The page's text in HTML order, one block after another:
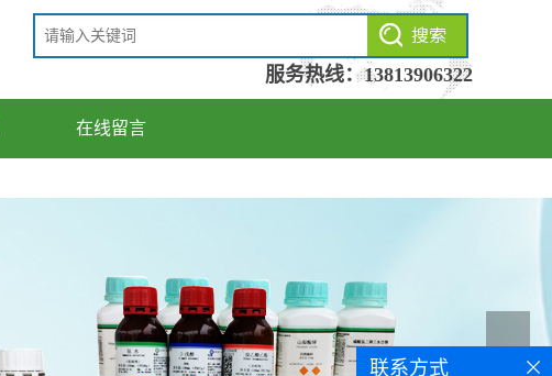
服务热线：13813906322
在线留言
联系方式